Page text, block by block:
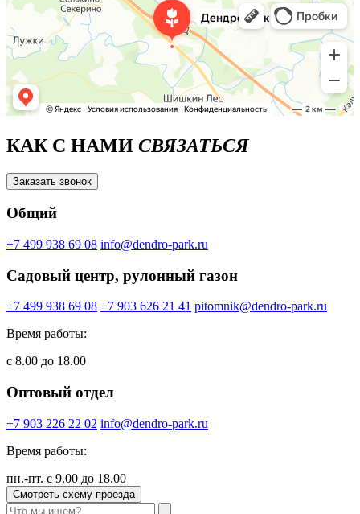
КАК С НАМИ СВЯЗАТЬСЯ
Заказать звонок
Общий
+7 499 938 69 08 info@dendro-park.ru
Садовый центр, рулонный газон
+7 499 938 69 08 +7 903 626 21 41 pitomnik@dendro-park.ru
Время работы:
с 8.00 до 18.00
Оптовый отдел
+7 903 226 22 02 info@dendro-park.ru
Время работы:
пн.-пт. с 9.00 до 18.00
Смотреть схему проезда